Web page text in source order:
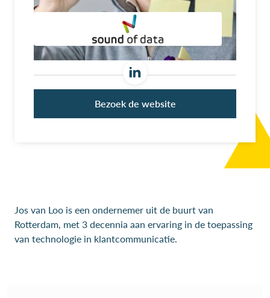
Bezoek de website
Jos van Loo is een ondernemer uit de buurt van
Rotterdam, met 3 decennia aan ervaring in de toepassing
van technologie in klantcommunicatie.